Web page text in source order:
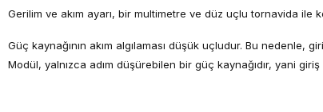
Gerilim ve akım ayarı, bir multimetre ve düz uçlu tornavida ile
Güç kaynağının akım algılaması düşük uçludur. Bu nedenle,
Modül, yalnızca adım düşürebilen bir güç kaynağıdır, yani giriş